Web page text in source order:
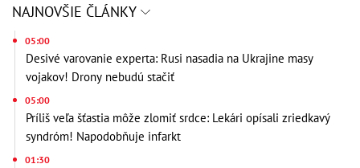
NAJNOVŠIE ČLÁNKY
05:00
Desivé varovanie experta: Rusi nasadia na Ukrajine masy
vojakov! Drony nebudú stačiť
05:00
Príliš veľa šťastia môže zlomiť srdce: Lekári opísali zriedkavý
syndróm! Napodobňuje infarkt
01:30